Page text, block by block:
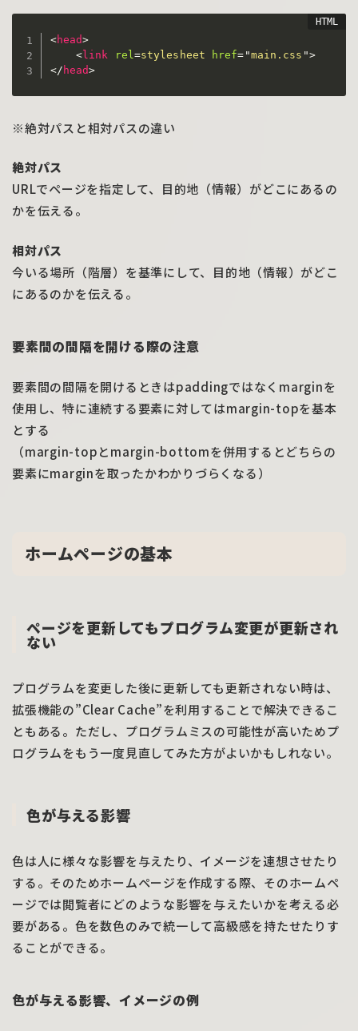
<head>
< link rel=stylesheet href= "main.css ">
</ head>
※絶対パスと相対パスの違い
絶対パス
URLでページを指定して、目的地（情報）がどこにあるの
かを伝える。
相対パス
今いる場所（階層）を基準にして、目的地（情報）がどこ
にあるのかを伝える。
要素間の間隔を開ける際の注意
要素間の間隔を開けるときはpaddingではなくmarginを
使用し、特に連続する要素に対してはmargin-topを基本
とする
（margin-topとmargin-bottomを併用するとどちらの
要素にmarginを取ったかわかりづらくなる）
ホームページの基本
ページを更新してもプログラム変更が更新され
ない
プログラムを変更した後に更新しても更新されない時は、
拡張機能の”Clear Cache”を利用することで解決できるこ
ともある。ただし、プログラムミスの可能性が高いためプ
ログラムをもう一度見直してみた方がよいかもしれない。
色が与える影響
色は人に様々な影響を与えたり、イメージを連想させたり
する。そのためホームページを作成する際、そのホームペ
ージでは閲覧者にどのような影響を与えたいかを考える必
要がある。色を数色のみで統一して高級感を持たせたりす
ることができる。
色が与える影響、イメージの例